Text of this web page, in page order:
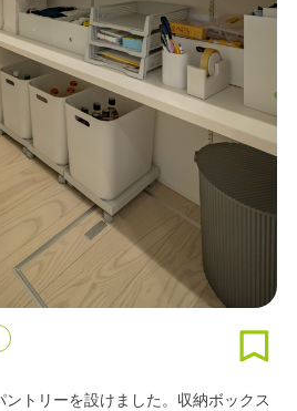
トリーを設けました。収納ボックス